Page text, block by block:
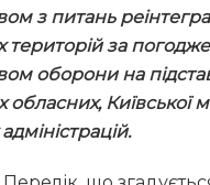
з питань
територій за
оборони на
обласних, Київської